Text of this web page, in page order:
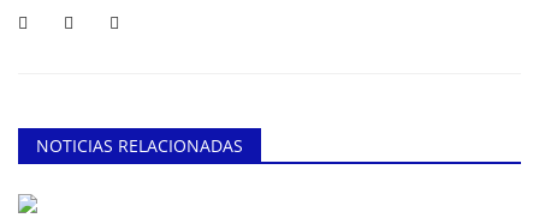
NOTICIAS RELACIONADAS